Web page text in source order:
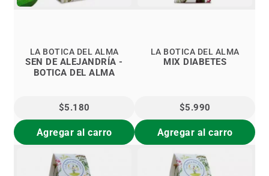
SEN DE ALEJANDRÍA -
BOTICA DEL ALMA
LA BOTICA DEL ALMA
$5.180
Agregar al carro
MIX DIABETES
LA BOTICA DEL ALMA
$5.990
Agregar al carro